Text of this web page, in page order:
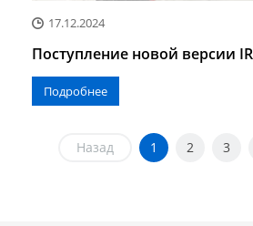
17.12.2024
Поступление новой версии
Подробнее
Назад 1 2 3